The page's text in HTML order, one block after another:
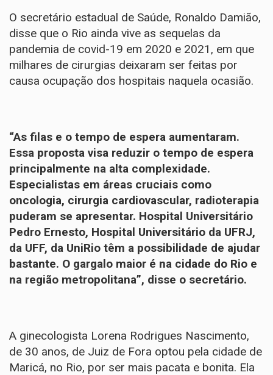
O secretário estadual de Saúde, Ronaldo Damião,
disse que o Rio ainda vive as sequelas da
pandemia de covid-19 em 2020 e 2021, em que
milhares de cirurgias deixaram ser feitas por
causa ocupação dos hospitais naquela ocasião.
“As filas e o tempo de espera aumentaram.
Essa proposta visa reduzir o tempo de espera
principalmente na alta complexidade.
Especialistas em áreas cruciais como
oncologia, cirurgia cardiovascular, radioterapia
puderam se apresentar. Hospital Universitário
Pedro Ernesto, Hospital Universitário da UFRJ,
da UFF, da UniRio têm a possibilidade de ajudar
bastante. O gargalo maior é na cidade do Rio e
na região metropolitana”, disse o secretário.
A ginecologista Lorena Rodrigues Nascimento,
de 30 anos, de Juiz de Fora optou pela cidade de
Maricá, no Rio, por ser mais pacata e bonita. Ela